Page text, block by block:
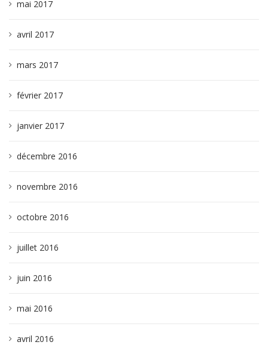
mai 2017
avril 2017
mars 2017
février 2017
janvier 2017
décembre 2016
novembre 2016
octobre 2016
juillet 2016
juin 2016
mai 2016
avril 2016